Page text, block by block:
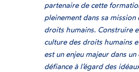
partenaire de cette
pleinement dans sa mission
droits humains. Construire
culture des droits humains
est un enjeu majeur dans
défiance à l’égard des